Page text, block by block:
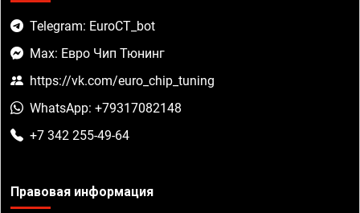
Telegram: EuroCT_bot
Max: Евро Чип Тюнинг
https://vk.com/euro_chip_tuning
WhatsApp: +79317082148
+7 342 255-49-64
Правовая информация